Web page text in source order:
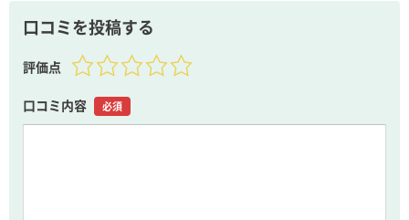
口コミを投稿する
評価点
口コミ内容 必須